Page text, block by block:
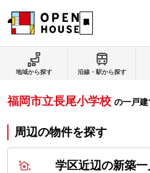
地域から探す 沿線・駅から探す
福岡市立長尾小学校 の一戸
周辺の物件を探す
学区近辺の新築